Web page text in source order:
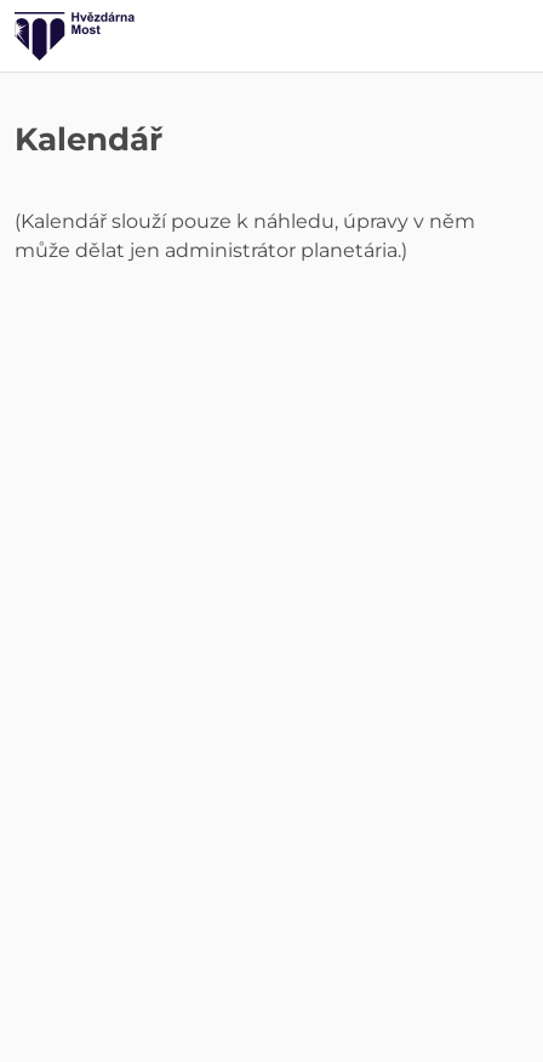
Kalendář
(Kalendář slouží pouze k náhledu, úpravy v něm
může dělat jen administrátor planetária.)